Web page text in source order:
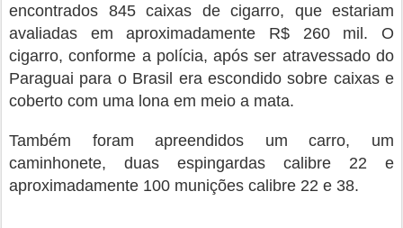
encontrados 845 caixas de cigarro, que estariam
avaliadas em aproximadamente R$ 260 mil. O
cigarro, conforme a polícia, após ser atravessado do
Paraguai para o Brasil era escondido sobre caixas e
coberto com uma lona em meio a mata.
Também foram apreendidos um carro, um
caminhonete, duas espingardas calibre 22 e
aproximadamente 100 munições calibre 22 e 38.